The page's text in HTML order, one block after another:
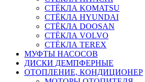
СТЁКЛА KOMATSU
СТЁКЛА HYUNDAI
СТЁКЛА DOOSAN
СТЁКЛА VOLVO
СТЁКЛА TEREX
МУФТЫ НАСОСОВ
ДИСКИ ДЕМПФЕРНЫЕ
ОТОПЛЕНИЕ, КОНДИЦИОНЕР